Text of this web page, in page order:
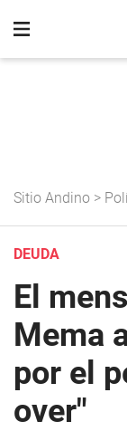
Sitio Andino >
DEUDA
El
Mema
por el
over"